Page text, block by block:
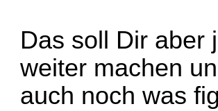
Das soll Dir aber
weiter machen
auch noch was